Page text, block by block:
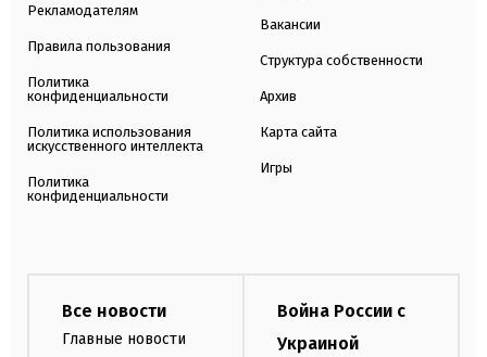
Рекламодателям
Правила пользования
Политика
конфиденциальности
Политика использования
искусственного интеллекта
Политика
конфиденциальности
Вакансии
Структура собственности
Архив
Карта сайта
Игры
Все новости
Главные новости
Война России с
Украиной